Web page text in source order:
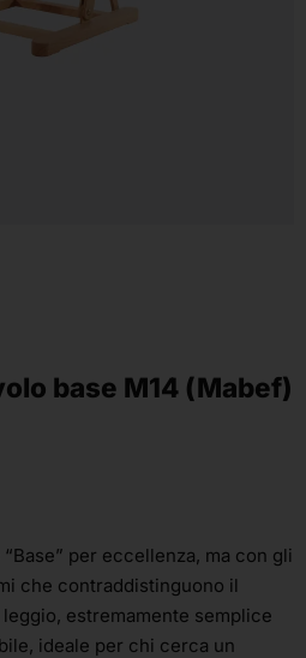
base M14 (Mabef)
per eccellenza, ma con gli
che contraddistinguono il
estremamente semplice
ideale per chi cerca un